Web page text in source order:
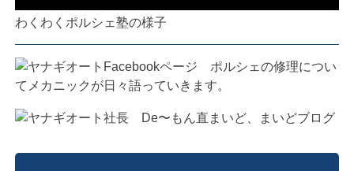
わくわくポルシェ塾の様子